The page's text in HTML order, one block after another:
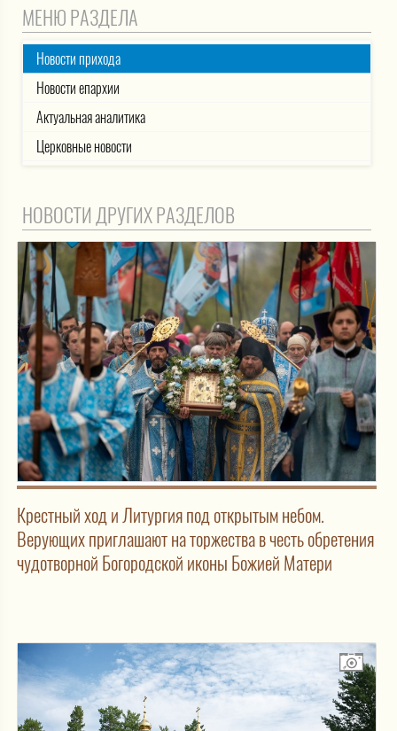
МЕНЮ РАЗДЕЛА
Новости прихода
Новости епархии
Актуальная аналитика
Церковные новости
НОВОСТИ ДРУГИХ РАЗДЕЛОВ
Крестный ход и Литургия под открытым небом.
Верующих приглашают на торжества в честь обретения
чудотворной Богородской иконы Божией Матери